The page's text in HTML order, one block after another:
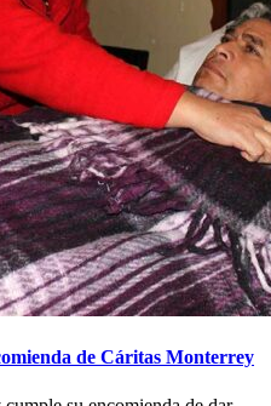
de Cáritas Monterrey